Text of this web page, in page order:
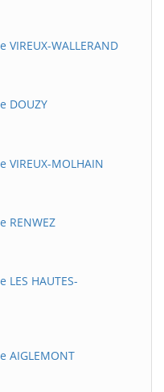
WALLERAND
DOUZY
MOLHAIN
RENWEZ
HAUTES-
AIGLEMONT